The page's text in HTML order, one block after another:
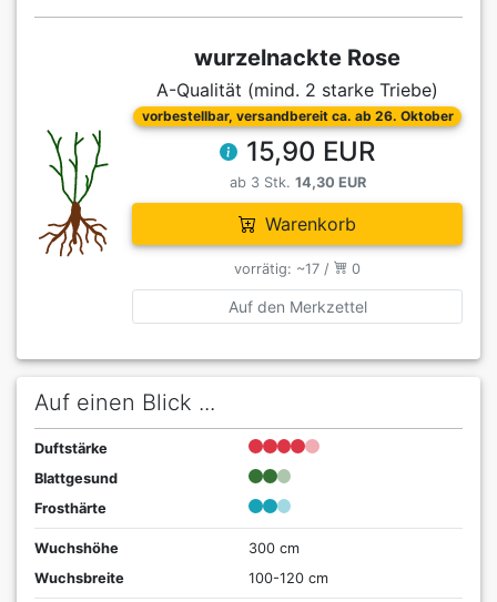
wurzelnackte Rose
A-Qualität (mind. 2 starke Triebe)
vorbestellbar, versandbereit ca. ab 26. Oktober
15,90 EUR
ab 3 Stk. 14,30 EUR
Warenkorb
vorrätig: ~17 / 0
Auf den Merkzettel
Auf einen Blick ...
Duftstärke
Blattgesund
Frosthärte
Wuchshöhe
300 cm
Wuchsbreite
100-120 cm